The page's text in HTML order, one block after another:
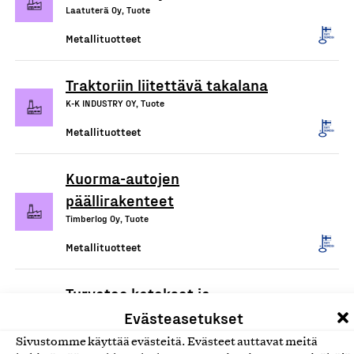
Evästeasetukset
Sivustomme käyttää evästeitä. Evästeet auttavat meitä
Laatuterä Oy, Tuote
Metallituotteet
Traktoriin liitettävä takalana
K-K INDUSTRY OY, Tuote
Metallituotteet
Kuorma-autojen
päällirakenteet
Timberlog Oy, Tuote
Metallituotteet
Turvatec katokset ja
pyörätelineet